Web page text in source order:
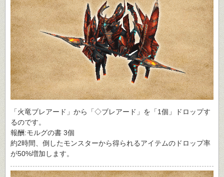
「火竜ブレアード」から「◇ブレアード」を「1個」ドロップす
るのです。
報酬:モルグの書 3個
約2時間、倒したモンスターから得られるアイテムのドロップ率
が50%増加します。